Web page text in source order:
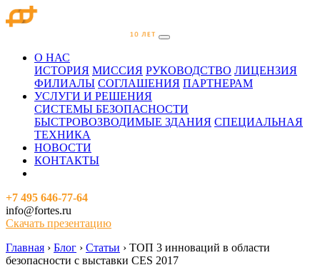
О НАС
ИСТОРИЯ МИССИЯ РУКОВОДСТВО ЛИЦЕНЗИЯ
ФИЛИАЛЫ СОГЛАШЕНИЯ ПАРТНЕРАМ
УСЛУГИ И РЕШЕНИЯ
СИСТЕМЫ БЕЗОПАСНОСТИ
БЫСТРОВОЗВОДИМЫЕ ЗДАНИЯ СПЕЦИАЛЬНАЯ
ТЕХНИКА
НОВОСТИ
КОНТАКТЫ
+7 495 646-77-64
info@fortes.ru
Скачать презентацию
Главная › Блог › Статьи › ТОП 3 инноваций в области
безопасности с выставки CES 2017